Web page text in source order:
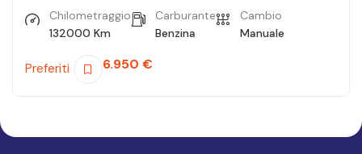
Chilometraggio
132000 Km
Carburante
Benzina
Cambio
Manuale
Preferiti 6.950 €